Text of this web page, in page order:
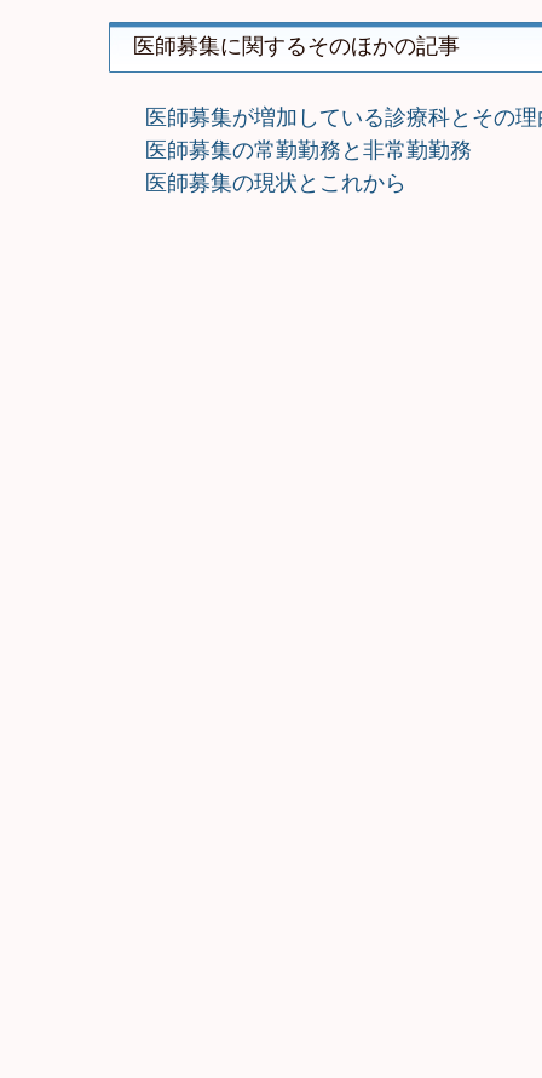
医師募集に関するそのほかの記事
医師募集が増加している診療科とその理
医師募集の常勤勤務と非常勤勤務
医師募集の現状とこれから